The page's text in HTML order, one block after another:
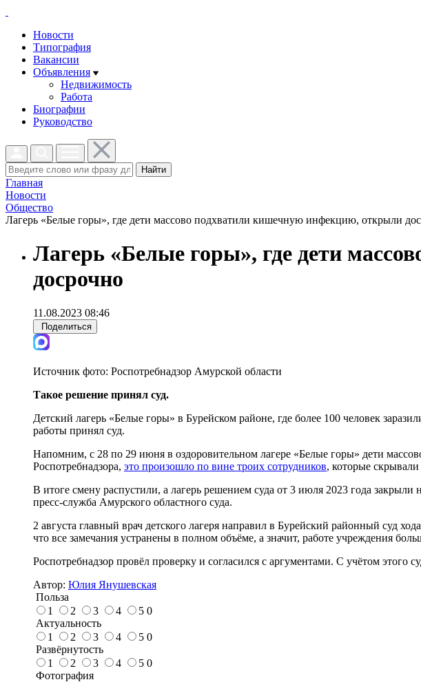
Новости
Типография
Вакансии
Объявления
Недвижимость
Работа
Биографии
Руководство
Найти
Главная
Новости
Общество
Лагерь «Белые горы», где дети массово подхватили кишечную инфекцию, открыли
Лагерь «Белые горы», где дети
досрочно
11.08.2023 08:46
Поделиться
Источник фото: Роспотребнадзор Амурской области
Такое решение принял суд.
Детский лагерь «Белые горы» в Бурейском районе, где более 100 человек
работы принял суд.
Напомним, с 28 по 29 июня в оздоровительном лагере «Белые горы» дети
Роспотребнадзора, это произошло по вине троих сотрудников, которые
В итоге смену распустили, а лагерь решением суда от 3 июля 2023 года
пресс-служба Амурского областного суда.
2 августа главный врач детского лагеря направил в Бурейский районный суд
что все замечания устранены в полном объёме, а значит, работе учреждения
Роспотребнадзор провёл проверку и согласился с аргументами. С учётом этого
Автор: Юлия Янушевская
Польза
1
2 3 4 5 0
Актуальность
1
2 3 4 5 0
Развёрнутость
1
2 3 4 5 0
Фотография